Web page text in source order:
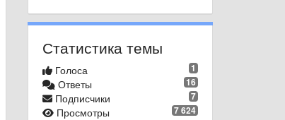
Статистика темы
1
Голоса
16
Ответы
7
Подписчики
7 624
Просмотры